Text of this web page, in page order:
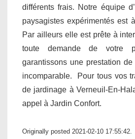
différents frais. Notre équipe
paysagistes expérimentés est
Par ailleurs elle est prête à
toute demande de votre
garantissons une prestation
incomparable. Pour tous vos
de jardinage à Verneuil-En-
appel à Jardin Confort.
Originally posted 2021-02-10 17:55:42.